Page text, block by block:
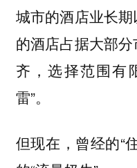
城市的酒店业长
的酒店占据大部
齐，选择范围有
雷”。
但现在，曾经的“